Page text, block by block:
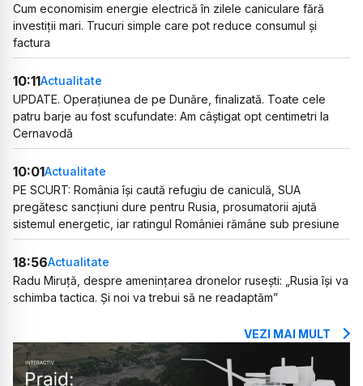
Cum economisim energie electrică în zilele caniculare fără
investiții mari. Trucuri simple care pot reduce consumul și
factura
10:11Actualitate
UPDATE. Operațiunea de pe Dunăre, finalizată. Toate cele
patru barje au fost scufundate: Am câștigat opt centimetri la
Cernavodă
10:01Actualitate
PE SCURT: România își caută refugiu de caniculă, SUA
pregătesc sancțiuni dure pentru Rusia, prosumatorii ajută
sistemul energetic, iar ratingul României rămâne sub presiune
18:56Actualitate
Radu Miruță, despre amenințarea dronelor rusești: „Rusia își va
schimba tactica. Și noi va trebui să ne readaptăm”
VEZI MAI MULT